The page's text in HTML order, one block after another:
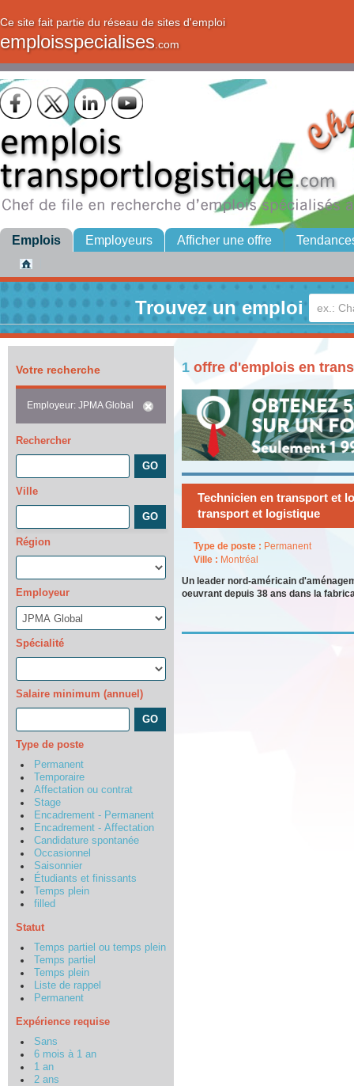
Ce site fait partie du réseau de sites d'emploi
emploisspecialises.com
Emplois Employeurs Afficher une offre
Trouvez un emploi
Votre recherche
Employeur: JPMA Global
Rechercher
Ville
Région
Employeur
Spécialité
Salaire minimum (annuel)
Type de poste
Permanent
Temporaire
Affectation ou contrat
Stage
Encadrement - Permanent
Encadrement - Affectation
Candidature spontanée
Occasionnel
Saisonnier
Étudiants et finissants
Temps plein
filled
Statut
Temps partiel ou temps plein
Temps partiel
Temps plein
Liste de rappel
Permanent
Expérience requise
Sans
6 mois à 1 an
1 an
2 ans
1 offre d'emplois en
Technicien en transport et
transport et logistique
Type de poste : Permanent
Ville : Montréal
Un leader nord-américain
oeuvrant depuis 38 ans dans la